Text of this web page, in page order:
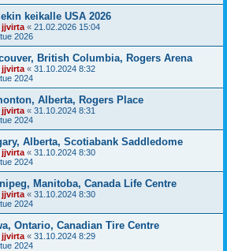
keikalle USA 2026
jjvirta « 21.02.2026 15:04
2026
British Columbia, Rogers Arena
jjvirta « 31.10.2024 8:32
2024
Alberta, Rogers Place
jjvirta « 31.10.2024 8:31
2024
Alberta, Scotiabank Saddledome
jjvirta « 31.10.2024 8:30
2024
Manitoba, Canada Life Centre
jjvirta « 31.10.2024 8:30
2024
Ontario, Canadian Tire Centre
jjvirta « 31.10.2024 8:29
2024